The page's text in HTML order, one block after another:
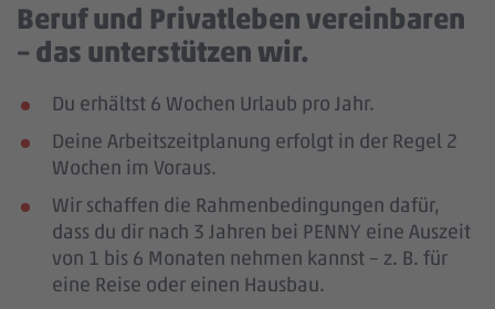
Beruf und Privatleben vereinbaren
– das unterstützen wir.
Du erhältst 6 Wochen Urlaub pro Jahr.
Deine Arbeitszeitplanung erfolgt in der Regel 2
Wochen im Voraus.
Wir schaffen die Rahmenbedingungen dafür,
dass du dir nach 3 Jahren bei PENNY eine Auszeit
von 1 bis 6 Monaten nehmen kannst – z. B. für
eine Reise oder einen Hausbau.